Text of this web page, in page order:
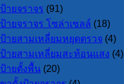
ป้ายจราจร (91)
ป้ายจราจร โซล่าเซลล์ (18)
ป้ายสามเหลี่ยมหยุดตรวจ (4)
ป้ายสามเหลี่ยมสะท้อนแสง (4)
ป้ายตั้งพื้น (20)